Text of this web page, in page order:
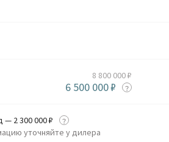
8 800 000 ₽
6 500 000 ₽
— 2 300 000 ₽
уточняйте у дилера